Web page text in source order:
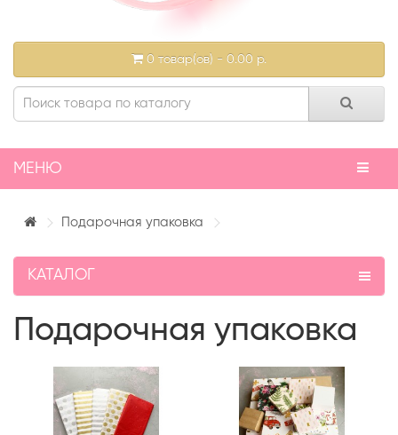
0 товар(ов) - 0.00 р.
МЕНЮ
Подарочная упаковка
КАТАЛОГ
Подарочная упаковка